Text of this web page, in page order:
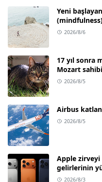
Yeni
2026/8/6
17 yıl sonra
Mozart
2026/8/5
Airbus
2026/8/5
Apple zirveyi
gelirlerinin
2026/8/3